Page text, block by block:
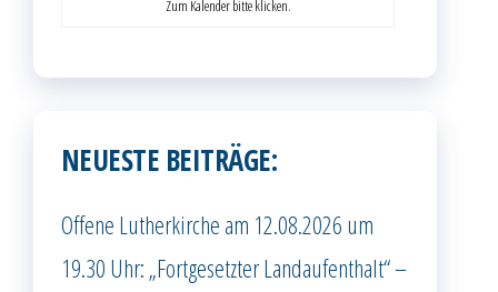
Zum Kalender bitte klicken.
NEUESTE BEITRÄGE:
Offene Lutherkirche am 12.08.2026 um
19.30 Uhr: „Fortgesetzter Landaufenthalt“ –